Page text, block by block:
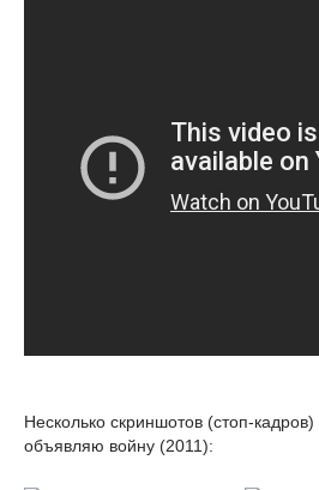
Несколько скриншотов (стоп-
объявляю войну (2011):